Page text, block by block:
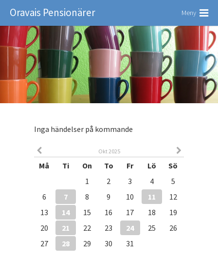
Oravais Pensionärer Meny
Inga händelser på kommande
Okt 2025
Må Ti On To Fr Lö
Sö
1
2 3 4
5
6
7 8 9 10 11
12
13
14 15 16 17 18
19
20
21 22 23 24 25
26
27
28 29 30 31